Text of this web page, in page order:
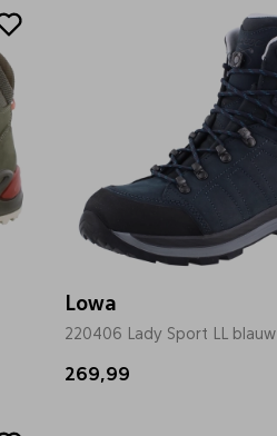
Lowa
220406 Lady Sport LL blauw
269,99